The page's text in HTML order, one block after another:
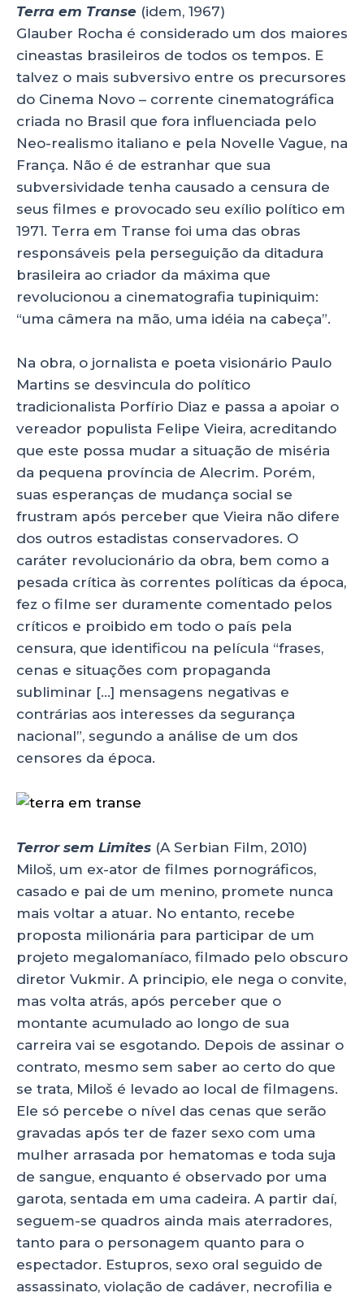
Terra em Transe (idem, 1967)
Glauber Rocha é considerado um dos maiores
cineastas brasileiros de todos os tempos. E
talvez o mais subversivo entre os precursores
do Cinema Novo – corrente cinematográfica
criada no Brasil que fora influenciada pelo
Neo-realismo italiano e pela Novelle Vague, na
França. Não é de estranhar que sua
subversividade tenha causado a censura de
seus filmes e provocado seu exílio político em
1971. Terra em Transe foi uma das obras
responsáveis pela perseguição da ditadura
brasileira ao criador da máxima que
revolucionou a cinematografia tupiniquim:
“uma câmera na mão, uma idéia na cabeça”.
Na obra, o jornalista e poeta visionário Paulo
Martins se desvincula do político
tradicionalista Porfírio Diaz e passa a apoiar o
vereador populista Felipe Vieira, acreditando
que este possa mudar a situação de miséria
da pequena província de Alecrim. Porém,
suas esperanças de mudança social se
frustram após perceber que Vieira não difere
dos outros estadistas conservadores. O
caráter revolucionário da obra, bem como a
pesada crítica às correntes políticas da época,
fez o filme ser duramente comentado pelos
críticos e proibido em todo o país pela
censura, que identificou na película “frases,
cenas e situações com propaganda
subliminar […] mensagens negativas e
contrárias aos interesses da segurança
nacional”, segundo a análise de um dos
censores da época.
Terror sem Limites (A Serbian Film, 2010)
Miloš, um ex-ator de filmes pornográficos,
casado e pai de um menino, promete nunca
mais voltar a atuar. No entanto, recebe
proposta milionária para participar de um
projeto megalomaníaco, filmado pelo obscuro
diretor Vukmir. A principio, ele nega o convite,
mas volta atrás, após perceber que o
montante acumulado ao longo de sua
carreira vai se esgotando. Depois de assinar o
contrato, mesmo sem saber ao certo do que
se trata, Miloš é levado ao local de filmagens.
Ele só percebe o nível das cenas que serão
gravadas após ter de fazer sexo com uma
mulher arrasada por hematomas e toda suja
de sangue, enquanto é observado por uma
garota, sentada em uma cadeira. A partir daí,
seguem-se quadros ainda mais aterradores,
tanto para o personagem quanto para o
espectador. Estupros, sexo oral seguido de
assassinato, violação de cadáver, necrofilia e